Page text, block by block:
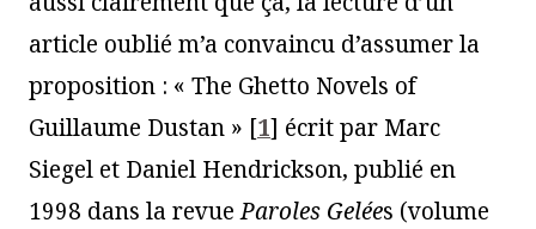
article oublié m’a convaincu d’assumer la
proposition : « The Ghetto Novels of
Guillaume Dustan » [1] écrit par Marc
Siegel et Daniel Hendrickson, publié en
1998 dans la revueParoles Gelées (volume